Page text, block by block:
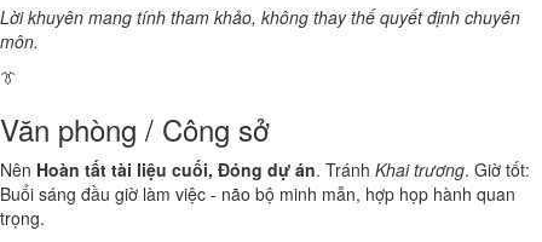
Lời khuyên mang tính tham khảo, không thay thế quyết định chuyên
môn.
👔
Văn phòng / Công sở
Nên Hoàn tất tài liệu cuối, Đóng dự án. Tránh Khai trương. Giờ tốt:
Buổi sáng đầu giờ làm việc - não bộ minh mẫn, hợp họp hành quan
trọng.